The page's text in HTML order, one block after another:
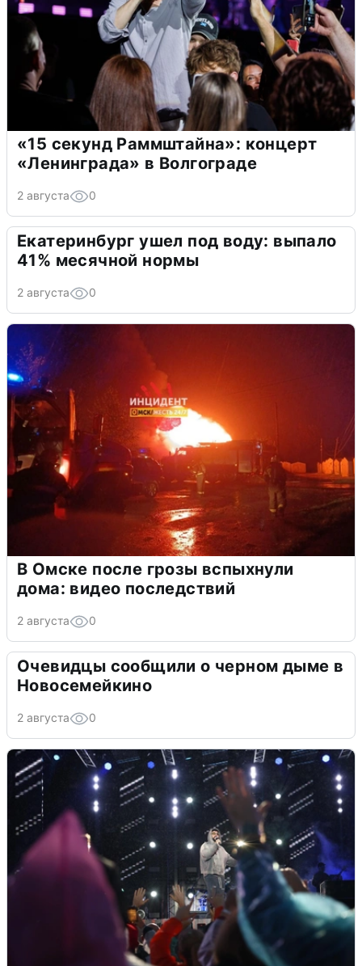
«15 секунд Раммштайна»: концерт
«Ленинграда» в Волгограде
2 августа 0
Екатеринбург ушел под воду: выпало
41% месячной нормы
2 августа 0
В Омске после грозы вспыхнули
дома: видео последствий
2 августа 0
Очевидцы сообщили о черном дыме в
Новосемейкино
2 августа 0